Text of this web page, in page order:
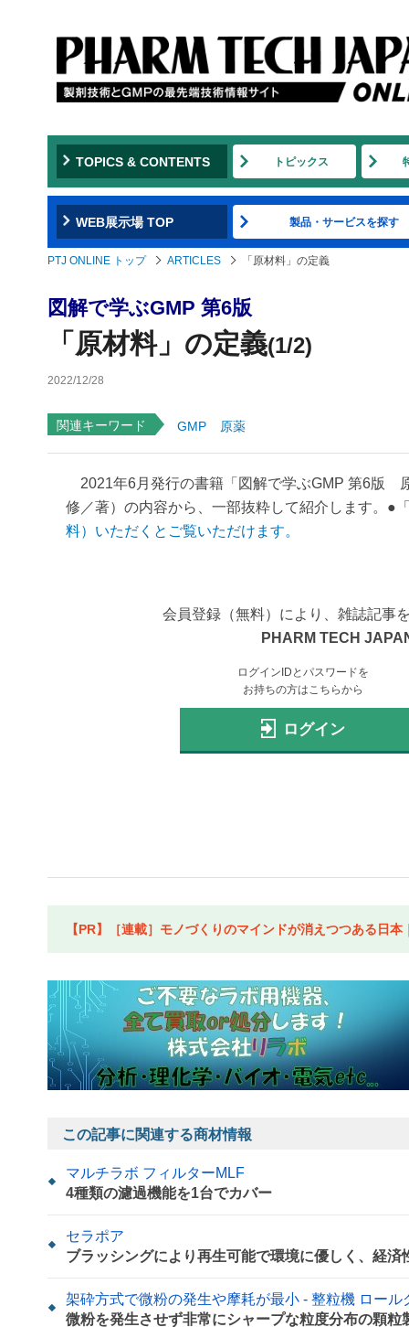
TOPICS & CONTENTS トピックス
WEB展示場 TOP 製品・サービスを探す
PTJ ONLINE トップ ARTICLES 「原材料」の定義
図解で学ぶGMP 第6版
「原材料」の定義(1/2)
2022/12/28
関連キーワード GMP 原薬
2021年6月発行の書籍「図解で学ぶGMP 第6版
修／著）の内容から、一部抜粋して紹介します。
料）いただくとご覧いただけます。
会員登録（無料）により、雑誌記事
PHARM TECH
ログインIDとパスワードを
お持ちの方はこちらから
ログイン
【PR】［連載］モノづくりのマインドが消えつつある日
この記事に関連する商材情報
マルチラボ フィルターMLF
4種類の濾過機能を1台でカバー
セラポア
ブラッシングにより再生可能で環境に優しく、経
架砕方式で微粉の発生や摩耗が最小 - 整粒機 ロール
微粉を発生させず非常にシャープな粒度分布の顆粒